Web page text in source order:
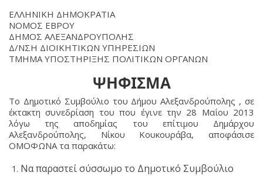
ΕΛΛΗΝΙΚΗ ΔΗΜΟΚΡΑΤΙΑ
ΝΟΜΟΣ ΕΒΡΟΥ
ΔΗΜΟΣ ΑΛΕΞΑΝΔΡΟΥΠΟΛΗΣ
Δ/ΝΣΗ ΔΙΟΙΚΗΤΙΚΩΝ ΥΠΗΡΕΣΙΩΝ
ΤΜΗΜΑ ΥΠΟΣΤΗΡΙΞΗΣ ΠΟΛΙΤΙΚΩΝ ΟΡΓΑΝΩΝ
ΨΗΦΙΣΜΑ
Το Δημοτικό Συμβούλιο του Δήμου Αλεξανδρούπολης , σε
έκτακτη συνεδρίαση του που έγινε την 28 Μαΐου 2013
λόγω της αποδημίας του επίτιμου Δημάρχου
Αλεξανδρούπολης, Νίκου Κουκουράβα, αποφάσισε
ΟΜΟΦΩΝΑ τα παρακάτω:
Να παραστεί σύσσωμο το Δημοτικό Συμβούλιο